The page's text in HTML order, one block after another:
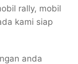
rally, mobil
kami siap
anda